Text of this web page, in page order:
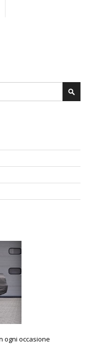
ogni occasione